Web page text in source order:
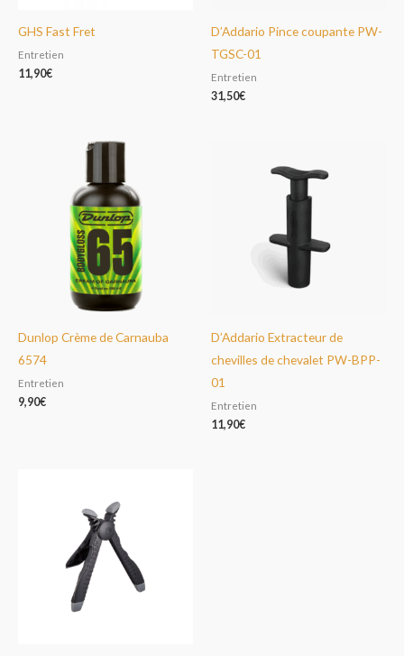
GHS Fast Fret
Entretien
11,90€
D’Addario Pince coupante PW-
TGSC-01
Entretien
31,50€
Dunlop Crème de Carnauba
6574
Entretien
9,90€
D’Addario Extracteur de
chevilles de chevalet PW-BPP-
01
Entretien
11,90€